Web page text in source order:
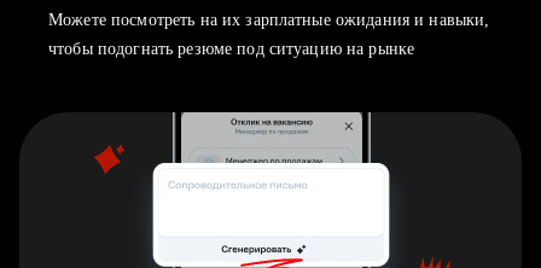
Можете посмотреть на их зарплатные ожидания и навыки,
чтобы подогнать резюме под ситуацию на рынке